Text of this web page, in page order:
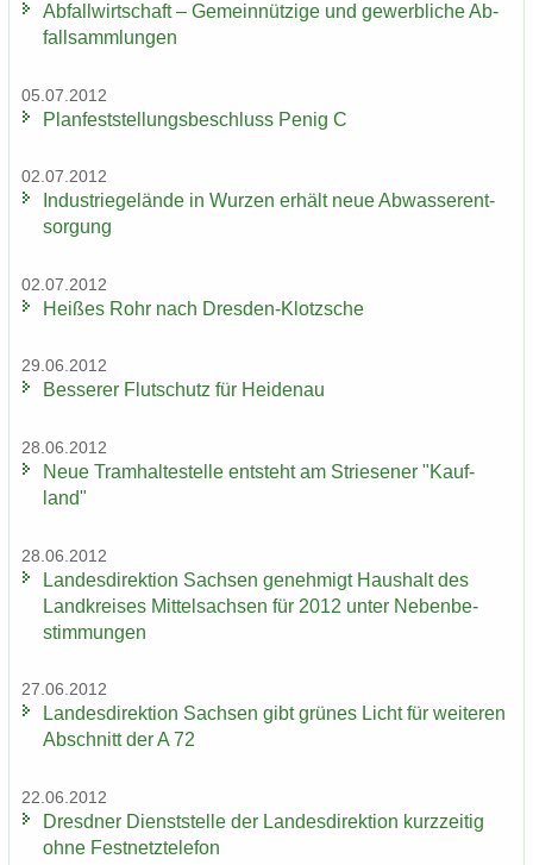
Ab­fall­wirt­schaft – Ge­mein­nüt­zi­ge und ge­werb­li­che Ab­
fall­samm­lun­gen
05.07.2012
Plan­fest­stel­lungs­be­schluss Penig C
02.07.2012
In­dus­trie­ge­län­de in Wur­zen er­hält neue Ab­was­ser­ent­
sor­gung
02.07.2012
Hei­ßes Rohr nach Dresden-​Klotzsche
29.06.2012
Bes­se­rer Flut­schutz für Hei­den­au
28.06.2012
Neue Tram­hal­te­stel­le ent­steht am Strie­se­ner "Kauf­
land"
28.06.2012
Lan­des­di­rek­ti­on Sach­sen ge­neh­migt Haus­halt des
Land­krei­ses Mit­tel­sach­sen für 2012 unter Ne­ben­be­
stim­mun­gen
27.06.2012
Lan­des­di­rek­ti­on Sach­sen gibt grü­nes Licht für wei­te­ren
Ab­schnitt der A 72
22.06.2012
Dresd­ner Dienst­stel­le der Lan­des­di­rek­ti­on kurz­zei­tig
ohne Fest­netz­te­le­fon